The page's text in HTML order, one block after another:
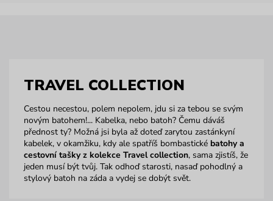
TRAVEL COLLECTION
Cestou necestou, polem nepolem, jdu si za tebou se svým
novým batohem!... Kabelka, nebo batoh? Čemu dáváš
přednost ty? Možná jsi byla až doteď zarytou zastánkyní
kabelek, v okamžiku, kdy ale spatříš bombastické batohy a
cestovní tašky z kolekce Travel collection, sama zjistíš, že
jeden musí být tvůj. Tak odhoď starosti, nasaď pohodlný a
stylový batoh na záda a vydej se dobýt svět.